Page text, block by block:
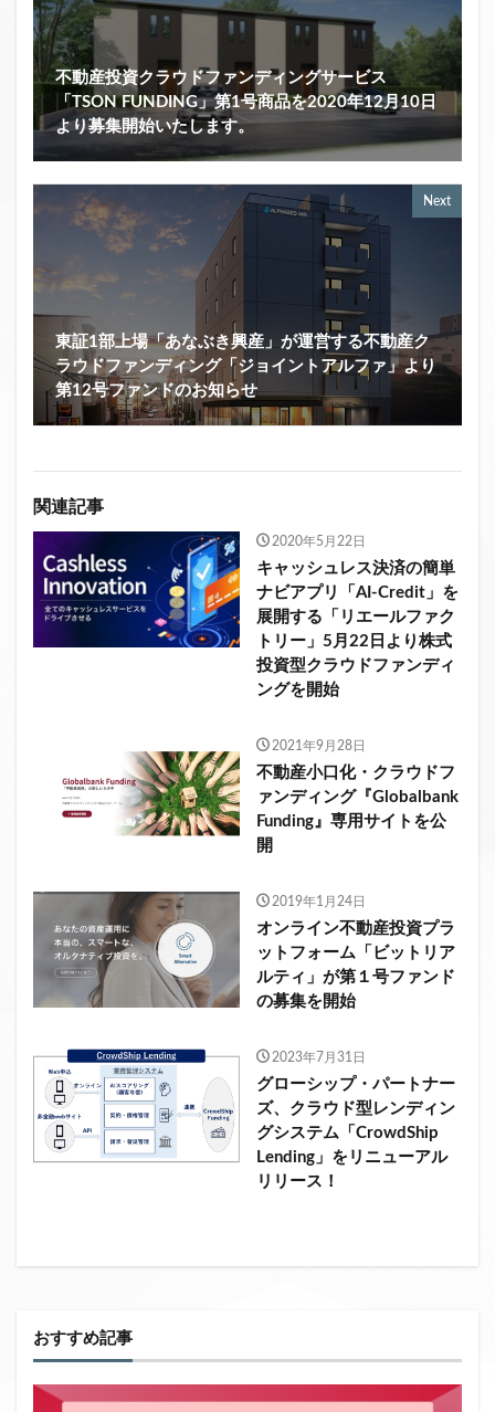
不動産投資クラウドファンディングサービス
「TSON FUNDING」第1号商品を2020年12月10日
より募集開始いたします。
Next
東証1部上場「あなぶき興産」が運営する不動産ク
ラウドファンディング「ジョイントアルファ」より
第12号ファンドのお知らせ
関連記事
2020年5月22日
キャッシュレス決済の簡単
ナビアプリ「AI-Credit」を
展開する「リエールファク
トリー」5月22日より株式
投資型クラウドファンディ
ングを開始
2021年9月28日
不動産小口化・クラウドフ
ァンディング『Globalbank
Funding』専用サイトを公
開
2019年1月24日
オンライン不動産投資プラ
ットフォーム「ビットリア
ルティ」が第１号ファンド
の募集を開始
2023年7月31日
グローシップ・パートナー
ズ、クラウド型レンディン
グシステム「CrowdShip
Lending」をリニューアル
リリース！
おすすめ記事